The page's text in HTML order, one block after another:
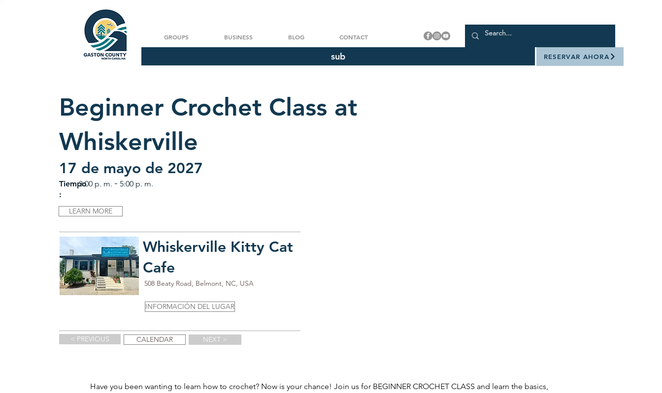
GROUPS BUSINESS BLOG CONTACT
sub RESERVAR AHORA
Beginner Crochet Class at
Whiskerville
17 de mayo de 2027
Tiempo
:
3:00 p. m. - 5:00 p. m.
LEARN MORE
Whiskerville Kitty Cat
Cafe
508 Beaty Road, Belmont, NC, USA
INFORMACIÓN DEL LUGAR
< PREVIOUS CALENDAR NEXT >
Have you been wanting to learn how to crochet? Now is your chance! Join us for BEGINNER CROCHET CLASS and learn the basics,